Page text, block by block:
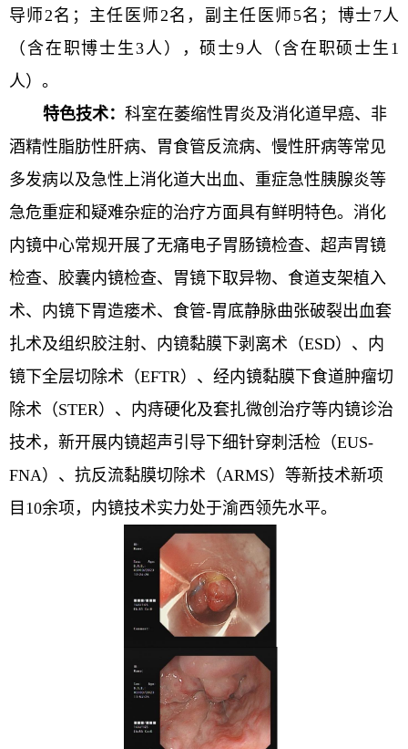
导师2名；主任医师2名，副主任医师5名；博士7人
（含在职博士生3人），硕士9人（含在职硕士生1
人）。
特色技术：科室在萎缩性胃炎及消化道早癌、非
酒精性脂肪性肝病、胃食管反流病、慢性肝病等常见
多发病以及急性上消化道大出血、重症急性胰腺炎等
急危重症和疑难杂症的治疗方面具有鲜明特色。消化
内镜中心常规开展了无痛电子胃肠镜检查、超声胃镜
检查、胶囊内镜检查、胃镜下取异物、食道支架植入
术、内镜下胃造瘘术、食管-胃底静脉曲张破裂出血套
扎术及组织胶注射、内镜黏膜下剥离术（ESD）、内
镜下全层切除术（EFTR）、经内镜黏膜下食道肿瘤切
除术（STER）、内痔硬化及套扎微创治疗等内镜诊治
技术，新开展内镜超声引导下细针穿刺活检（EUS-
FNA）、抗反流黏膜切除术（ARMS）等新技术新项
目10余项，内镜技术实力处于渝西领先水平。